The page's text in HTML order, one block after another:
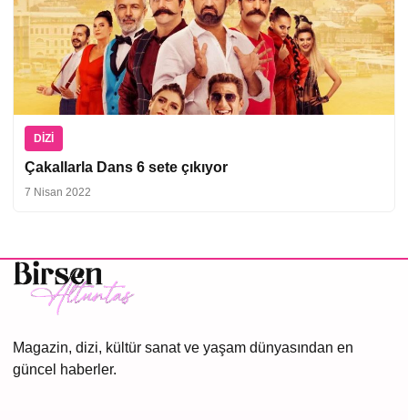
DIZI
Çakallarla Dans 6 sete çıkıyor
7 Nisan 2022
Magazin, dizi, kültür sanat ve yaşam dünyasından en
güncel haberler.